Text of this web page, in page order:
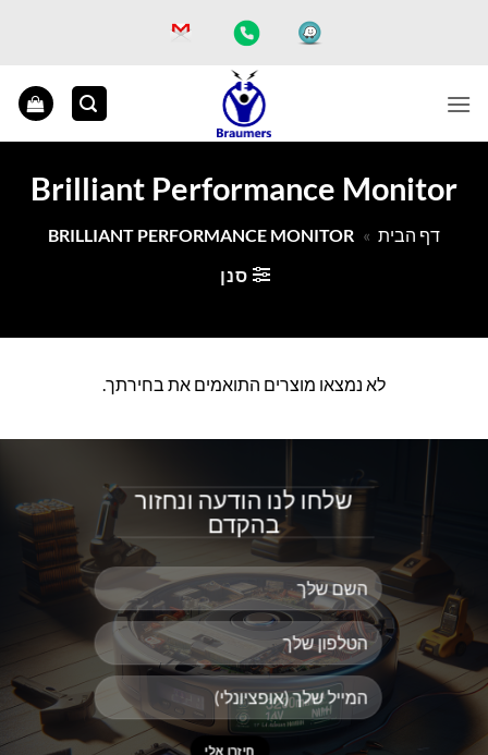
Brilliant Performance Monitor
דף הבית »
BRILLIANT PERFORMANCE MONITOR
סנן
לא נמצאו מוצרים התואמים את בחירתך.
שלחו לנו הודעה ונחזור
בהקדם